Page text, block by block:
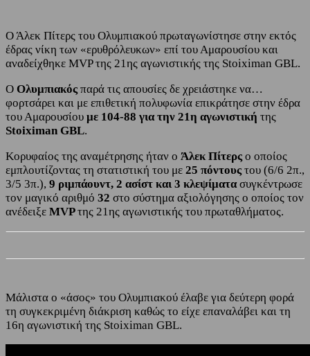
Ο Άλεκ Πίτερς του Ολυμπιακού πρωταγωνίστησε στην εκτός
έδρας νίκη των «ερυθρόλευκων» επί του Αμαρουσίου και
αναδείχθηκε MVP της 21ης αγωνιστικής της Stoiximan GBL.
Ο Ολυμπιακός παρά τις απουσίες δε χρειάστηκε να…
φορτσάρει και με επιθετική πολυφωνία επικράτησε στην έδρα
του Αμαρουσίου με 104-88 για την 21η αγωνιστική της
Stoiximan GBL.
Κορυφαίος της αναμέτρησης ήταν ο Άλεκ Πίτερς ο οποίος
εμπλουτίζοντας τη στατιστική του με 25 πόντους του (6/6 2π.,
3/5 3π.), 9 ριμπάουντ, 2 ασίστ και 3 κλεψίματασυγκέντρωσε
τον μαγικό αριθμό 32 στο σύστημα αξιολόγησης ο οποίος τον
ανέδειξε MVPτης 21ης αγωνιστικής του πρωταθλήματος.
Μάλιστα ο «άσος» του Ολυμπιακού έλαβε για δεύτερη φορά
τη συγκεκριμένη διάκριση καθώς το είχε επαναλάβει και τη
16η αγωνιστική της Stoiximan GBL.